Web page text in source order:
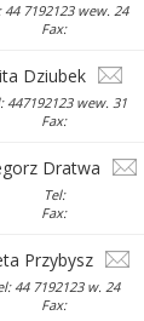
44 7192123 wew. 24
Fax:
Dziubek
447192123 wew. 31
Fax:
Dratwa
Tel:
Fax:
Przybysz
44 7192123 w. 24
Fax: